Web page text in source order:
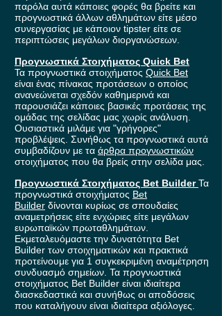
παρόλα αυτά κάποιες φορές θα βρείτε και
προγνωστικά άλλων αθλημάτων είτε μέσο
συνεργασίας με κάποιον tipster είτε σε
περιπτώσεις μεγάλων διοργανώσεων.
Προγνωστικά Στοιχήματος Quick Bet
Τα προγνωστικά στοιχήματος Quick Bet
είναι ένας πίνακας προτάσεων ο οποίος
ανανεώνεται σχεδόν καθημερινά και
παρουσιάζει κάποιες βασικές προτάσεις της
ομάδας της σελίδας μας χωρίς ανάλυση.
Ουσιαστικά μιλάμε για "γρήγορες"
προβλέψεις. Συνήθως τα προγνωστικά αυτά
συμβαδίζουν με τα άρθρα προγνωστικών
στοιχήματος που θα βρείς στην σελίδα μας.
Προγνωστικά Στοιχήματος Bet BuilderΤα
προγνωστικά στοιχήματος Bet
Builder δίνονται κυρίως σε σπουδαίες
αναμετρήσεις είτε ενχώριες είτε μεγάλων
ευρωπαϊκών πρωταθλημάτων.
Εκμεταλευόμαστε την δυνατότητα Bet
Builder των στοιχηματικών και πρακτικά
προτείνουμε για 1 συγκεκριμένη αναμέτρηση
συνδυασμό σημείων. Τα προγνωστικά
στοιχήματος Bet Builder είναι ιδιαίτερα
διασκεδαστικά και συνήθως οι αποδόσεις
που καταλήγουν είναι ιδιαίτερα αξιόλογες.